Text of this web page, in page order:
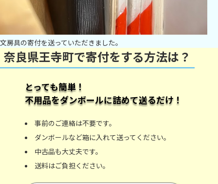
文房具の寄付を送っていただきました。
奈良県王寺町で寄付をする方法は？
とっても簡単！
不用品をダンボールに詰めて送るだけ！
事前のご連絡は不要です。
ダンボールなど箱に入れて送ってください。
中古品も大丈夫です。
送料はご負担ください。